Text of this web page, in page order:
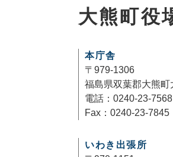
大熊町役
本庁舎
〒979-1306
福島県双葉郡大熊
電話：0240-23-7568
Fax：0240-23-7845
いわき出張所